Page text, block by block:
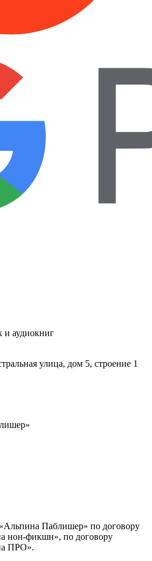
и аудиокниг
улица, дом 5, строение 1
Паблишер» по договору
нон-фикшн», по договору
ПРО».